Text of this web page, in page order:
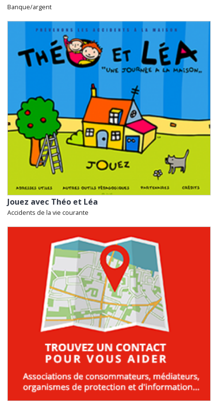
Banque/argent
Jouez avec Théo et Léa
Accidents de la vie courante